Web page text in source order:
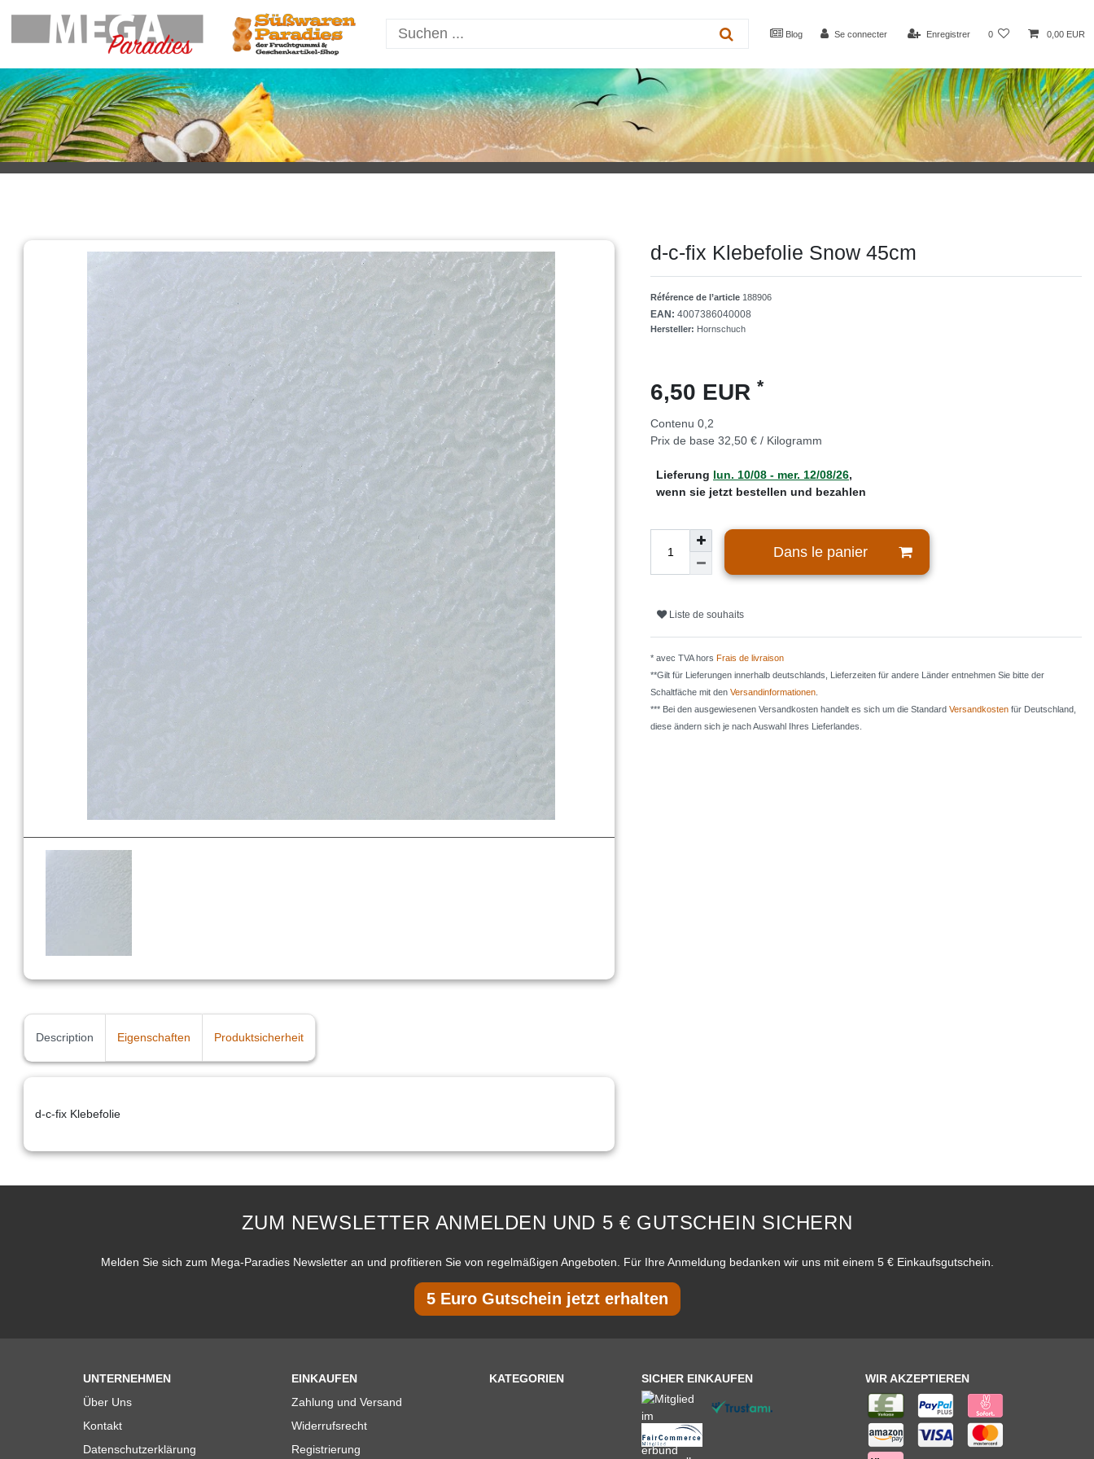
Blog Se connecter Enregistrer 0 0,00 EUR
d-c-fix Klebefolie Snow 45cm
Référence de l’article 188906
EAN: 4007386040008
Hersteller: Hornschuch
6,50 EUR *
Contenu 0,2
Prix de base 32,50 € / Kilogramm
Lieferung lun. 10/08 - mer. 12/08/26,
wenn sie jetzt bestellen und bezahlen
Dans le panier
Liste de souhaits
* avec TVA hors Frais de livraison
**Gilt für Lieferungen innerhalb deutschlands, Lieferzeiten für andere Länder entnehmen Sie bitte der
Schaltfäche mit den Versandinformationen
*** Bei den ausgewiesenen Versandkosten handelt es sich um die Standard Versandkosten für Deutschland,
diese ändern sich je nach Auswahl Ihres Lieferlandes.
Description Eigenschaften Produktsicherheit
d-c-fix Klebefolie
ZUM NEWSLETTER ANMELDEN UND 5 € GUTSCHEIN SICHERN
Melden Sie sich zum Mega-Paradies Newsletter an und profitieren Sie von regelmäßigen Angeboten. Für Ihre Anmeldung bedanken wir uns mit einem 5 € Einkaufsgutschein.
5 Euro Gutschein jetzt erhalten
UNTERNEHMEN
Über Uns
Kontakt
Datenschutzerklärung
EINKAUFEN
Zahlung und Versand
Widerrufsrecht
Registrierung
KATEGORIEN SICHER EINKAUFEN WIR AKZEPTIEREN